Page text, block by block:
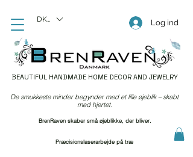
BEAUTIFUL HANDMADE HOME DECOR AND JEWELRY
Log ind
DKK (kr)
Præcisionslaserarbejde på træ
De smukkeste minder begynder med et lille øjeblik – skabt
med hjertet.
BrenRaven skaber små øjeblikke, der bliver.